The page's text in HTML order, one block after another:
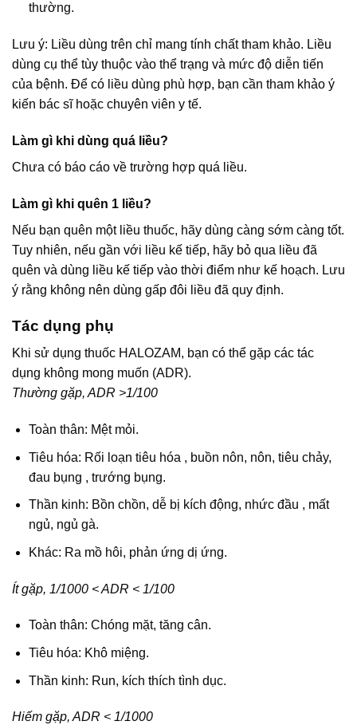
thường.
Lưu ý: Liều dùng trên chỉ mang tính chất tham khảo. Liều
dùng cụ thể tùy thuộc vào thể trạng và mức độ diễn tiến
của bệnh. Để có liều dùng phù hợp, bạn cần tham khảo ý
kiến bác sĩ hoặc chuyên viên y tế.
Làm gì khi dùng quá liều?
Chưa có báo cáo về trường hợp quá liều.
Làm gì khi quên 1 liều?
Nếu bạn quên một liều thuốc, hãy dùng càng sớm càng tốt.
Tuy nhiên, nếu gần với liều kế tiếp, hãy bỏ qua liều đã
quên và dùng liều kế tiếp vào thời điểm như kế hoạch. Lưu
ý rằng không nên dùng gấp đôi liều đã quy định.
Tác dụng phụ
Khi sử dụng thuốc HALOZAM, bạn có thể gặp các tác
dụng không mong muốn (ADR).
Thường gặp, ADR >1/100
Toàn thân: Mệt mỏi.
Tiêu hóa: Rối loạn tiêu hóa , buồn nôn, nôn, tiêu chảy,
đau bụng , trướng bụng.
Thần kinh: Bồn chồn, dễ bị kích động, nhức đầu , mất
ngủ, ngủ gà.
Khác: Ra mồ hôi, phản ứng dị ứng.
Ít gặp, 1/1000 < ADR < 1/100
Toàn thân: Chóng mặt, tăng cân.
Tiêu hóa: Khô miệng.
Thần kinh: Run, kích thích tình dục.
Hiếm gặp, ADR < 1/1000